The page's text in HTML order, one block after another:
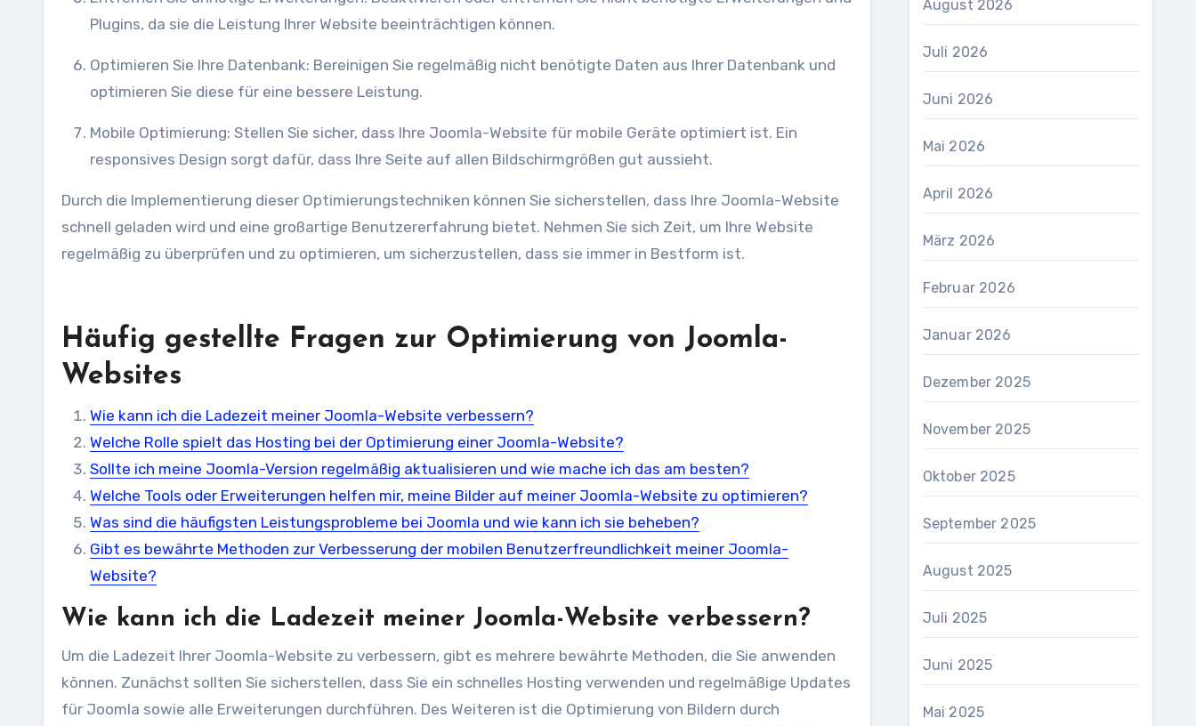
Plugins, da sie die Leistung Ihrer Website beeinträchtigen können.
Optimieren Sie Ihre Datenbank: Bereinigen Sie regelmäßig nicht benötigte Daten aus Ihrer Datenbank und
optimieren Sie diese für eine bessere Leistung.
Mobile Optimierung: Stellen Sie sicher, dass Ihre Joomla-Website für mobile Geräte optimiert ist. Ein
responsives Design sorgt dafür, dass Ihre Seite auf allen Bildschirmgrößen gut aussieht.
Durch die Implementierung dieser Optimierungstechniken können Sie sicherstellen, dass Ihre Joomla-Website
schnell geladen wird und eine großartige Benutzererfahrung bietet. Nehmen Sie sich Zeit, um Ihre Website
regelmäßig zu überprüfen und zu optimieren, um sicherzustellen, dass sie immer in Bestform ist.
Häufig gestellte Fragen zur Optimierung von Joomla-
Websites
Wie kann ich die Ladezeit meiner Joomla-Website verbessern?
Welche Rolle spielt das Hosting bei der Optimierung einer Joomla-Website?
Sollte ich meine Joomla-Version regelmäßig aktualisieren und wie mache ich das am besten?
Welche Tools oder Erweiterungen helfen mir, meine Bilder auf meiner Joomla-Website zu optimieren?
Was sind die häufigsten Leistungsprobleme bei Joomla und wie kann ich sie beheben?
Gibt es bewährte Methoden zur Verbesserung der mobilen Benutzerfreundlichkeit meiner Joomla-
Website?
Wie kann ich die Ladezeit meiner Joomla-Website verbessern?
Um die Ladezeit Ihrer Joomla-Website zu verbessern, gibt es mehrere bewährte Methoden, die Sie anwenden
können. Zunächst sollten Sie sicherstellen, dass Sie ein schnelles Hosting verwenden und regelmäßige Updates
für Joomla sowie alle Erweiterungen durchführen. Des Weiteren ist die Optimierung von Bildern durch
August 2026
Juli 2026
Juni 2026
Mai 2026
April 2026
März 2026
Februar 2026
Januar 2026
Dezember 2025
November 2025
Oktober 2025
September 2025
August 2025
Juli 2025
Juni 2025
Mai 2025